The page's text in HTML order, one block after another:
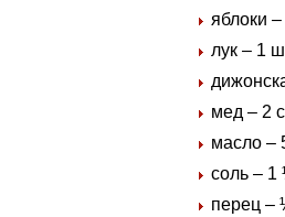
яблоки
лук – 1
мед – 2
масло –
соль – 1
перец –